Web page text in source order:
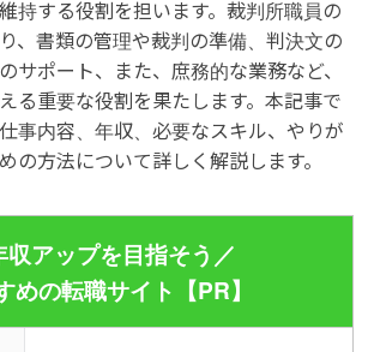
持する役割を担います。裁判所職員の
、書類の管理や裁判の準備、判決文の
サポート、また、庶務的な業務など、
る重要な役割を果たします。本記事で
事内容、年収、必要なスキル、やりが
の方法について詳しく解説します。
収アップを目指そう／
めの転職サイト【PR】